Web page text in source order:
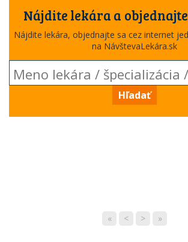
Nájdite lekára a
Nájdite lekára, objednajte sa cez internet
na NávštevaLekára.sk
Hľadať
« < > »